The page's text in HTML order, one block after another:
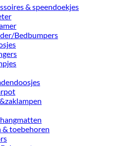
& speendoekjes
Bedbumpers
& toebehoren